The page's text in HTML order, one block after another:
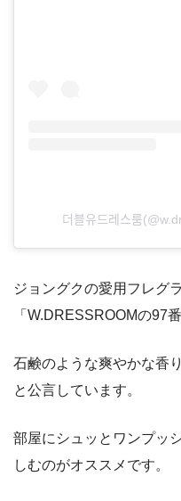
ジョングクの愛用フレグ
「W.DRESSROOMの97
石鹸のような爽やかな香
と公言しています。
部屋にシュッとワンプッ
しむのがオススメです。